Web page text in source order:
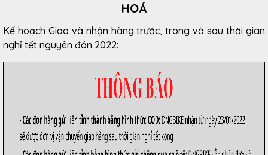
HOÁ
Kế hoạch Giao và nhận hàng trước, trong và sau thời gian
nghỉ tết nguyên đán 2022: